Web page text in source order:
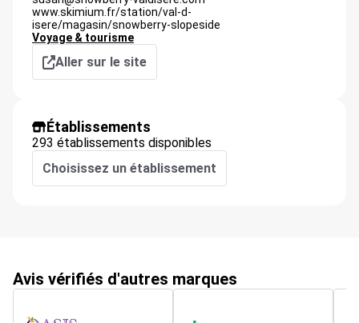
www.skimium.fr/station/val-d-
isere/magasin/snowberry-slopeside
Voyage & tourisme
Aller sur le site
Établissements
293 établissements disponibles
Choisissez un établissement
Avis vérifiés d'autres marques